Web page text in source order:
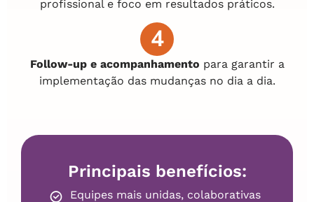
profissional e foco em resultados práticos.
4
Follow-up e acompanhamento para garantir a
implementação das mudanças no dia a dia.
Principais benefícios:
Equipes mais unidas, colaborativas